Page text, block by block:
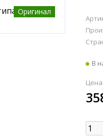
Оригинал
В
Цена: